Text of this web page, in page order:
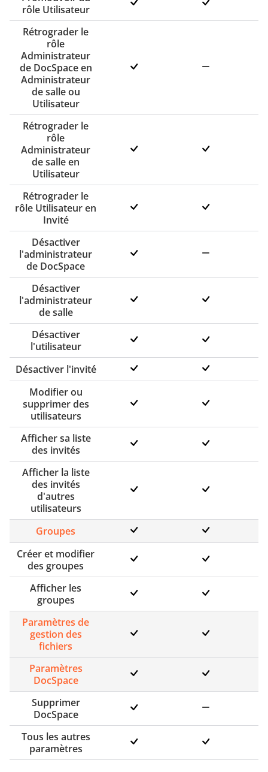
rôle Utilisateur
Rétrograder le
rôle
Administrateur
de DocSpace en
Administrateur
de salle ou
Utilisateur
Rétrograder le
rôle
Administrateur
de salle en
Utilisateur
Rétrograder le
rôle Utilisateur en
Invité
Désactiver
l'administrateur
de DocSpace
Désactiver
l'administrateur
de salle
Désactiver
l'utilisateur
Désactiver l'invité
Modifier ou
supprimer des
utilisateurs
Afficher sa liste
des invités
Afficher la liste
des invités
d'autres
utilisateurs
Groupes
Créer et modifier
des groupes
Afficher les
groupes
Paramètres de
gestion des
fichiers
Paramètres
DocSpace
Supprimer
DocSpace
Tous les autres
paramètres